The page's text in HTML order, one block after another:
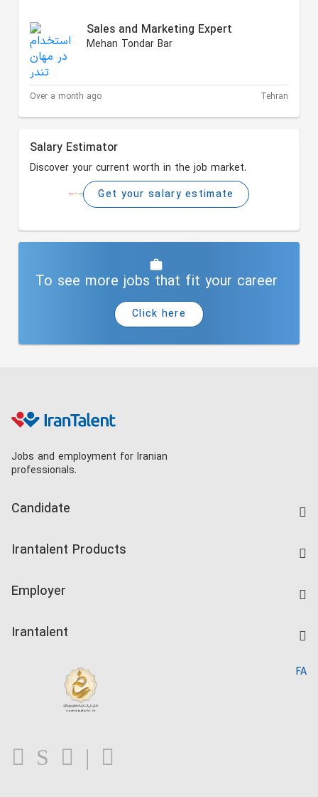
Sales and Marketing Expert
Mehan Tondar Bar
Over a month ago Tehran
Salary Estimator
Discover your current worth in the job market.
Get your salary estimate
To see more jobs that fit your career
Click here
Jobs and employment for Iranian
professionals.
Candidate
Companies Rate
Irantalent Products
Kardix
Employer
Irantalent
Blog
FA